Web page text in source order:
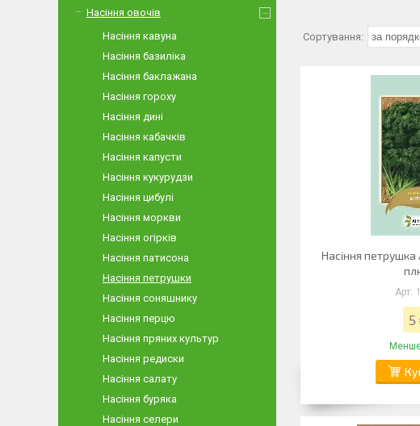
Насіння петрушка
5
Насіння овочів
Насіння кавуна
Насіння базиліка
Насіння баклажана
Насіння гороху
Насіння дині
Насіння кабачків
Насіння капусти
Насіння кукурудзи
Насіння цибулі
Насіння моркви
Насіння огірків
Насіння патисона
Насіння петрушки
Насіння соняшнику
Насіння перцю
Насіння пряних культур
Насіння редиски
Насіння салату
Насіння буряка
Насіння селери